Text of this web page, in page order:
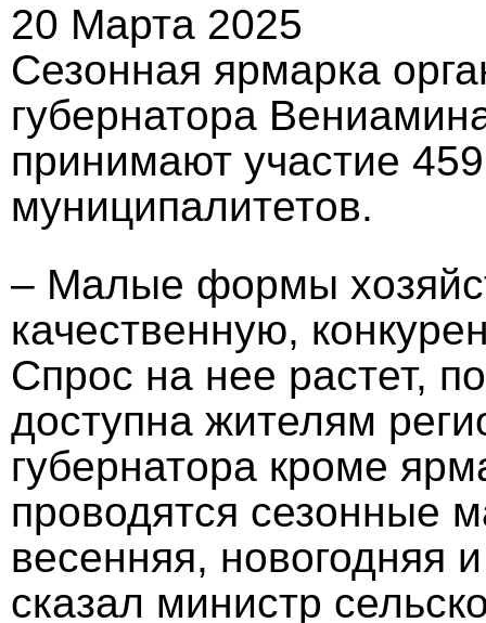
20 Марта 2025
Сезонная ярмарка
губернатора
принимают участие
муниципалитетов.
– Малые формы
качественную,
Спрос на нее растет,
доступна жителям
губернатора кроме
проводятся сезонные
весенняя, новогодняя
сказал министр